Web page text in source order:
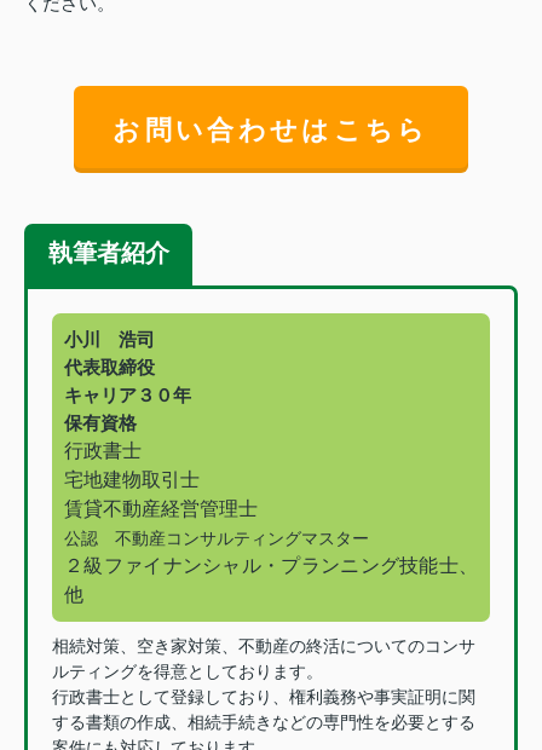
お問い合わせはこちら
執筆者紹介
小川 浩司
代表取締役
キャリア３０年
保有資格
行政書士
宅地建物取引士
賃貸不動産経営管理士
公認 不動産コンサルティングマスター
２級ファイナンシャル・プランニング技能士、
他
相続対策、空き家対策、不動産の終活についてのコンサ
ルティングを得意としております。
行政書士として登録しており、権利義務や事実証明に関
する書類の作成、相続手続きなどの専門性を必要とする